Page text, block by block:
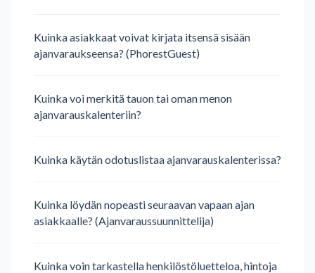
Kuinka asiakkaat voivat kirjata itsensä sisään
ajanvaraukseensa? (PhorestGuest)
Kuinka voi merkitä tauon tai oman menon
ajanvarauskalenteriin?
Kuinka käytän odotuslistaa ajanvarauskalenterissa?
Kuinka löydän nopeasti seuraavan vapaan ajan
asiakkaalle? (Ajanvaraussuunnittelija)
Kuinka voin tarkastella henkilöstöluetteloa, hintoja